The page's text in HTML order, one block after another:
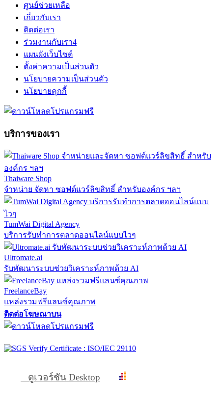
ศูนย์ช่วยเหลือ
เกี่ยวกับเรา
ติดต่อเรา
ร่วมงานกับเรา4
แผนผังเว็บไซต์
ตั้งค่าความเป็นส่วนตัว
นโยบายความเป็นส่วนตัว
นโยบายคุกกี้
บริการของเรา
Thaiware Shop
จำหน่าย จัดหา ซอฟต์แวร์ลิขสิทธิ์ สำหรับองค์กร ฯลฯ
TumWai Digital Agency
บริการรับทำการตลาดออนไลน์แบบไวๆ
Ultromate.ai
รับพัฒนาระบบช่วยวิเคราะห์ภาพด้วย AI
FreelanceBay
แหล่งรวมฟรีแลนซ์คุณภาพ
ติดต่อโฆษณาบน
ดูเวอร์ชัน Desktop